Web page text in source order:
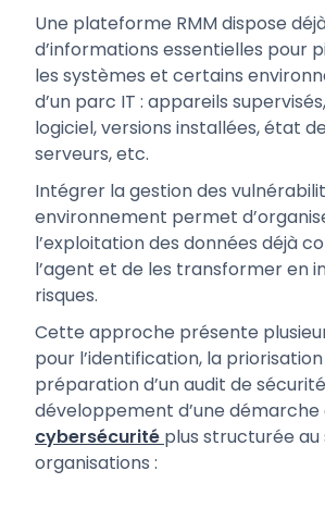
Une plateforme RMM dispose
d’informations essentielles pour
les systèmes et certains
d’un parc IT : appareils
logiciel, versions installées, état
serveurs, etc.
Intégrer la gestion des
environnement permet
l’exploitation des données déjà
l’agent et de les transformer en
risques.
Cette approche présente
pour l’identification, la
préparation d’un audit de
développement d’une démarche
cybersécurité plus structurée au
organisations :